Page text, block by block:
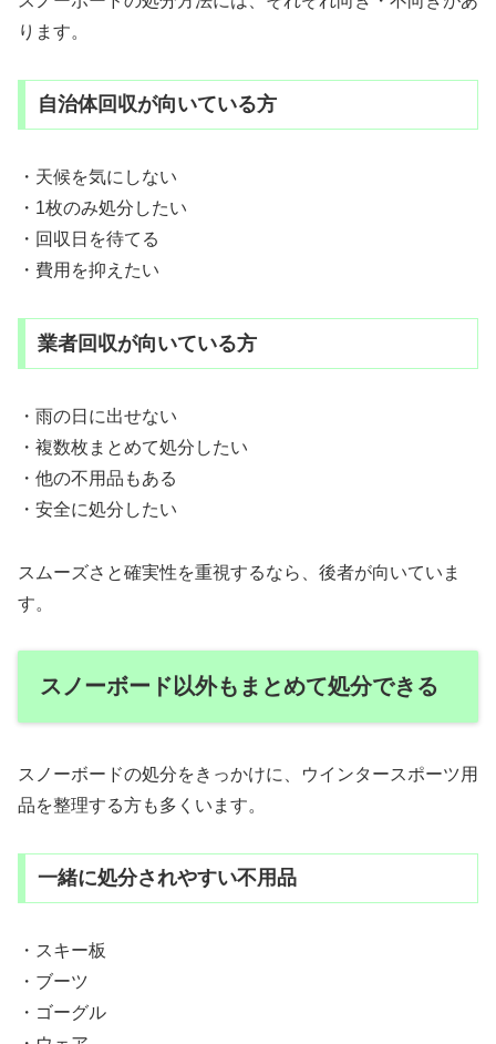
ります。
自治体回収が向いている方
・天候を気にしない
・1枚のみ処分したい
・回収日を待てる
・費用を抑えたい
業者回収が向いている方
・雨の日に出せない
・複数枚まとめて処分したい
・他の不用品もある
・安全に処分したい
スムーズさと確実性を重視するなら、後者が向いていま
す。
スノーボード以外もまとめて処分できる
スノーボードの処分をきっかけに、ウインタースポーツ用
品を整理する方も多くいます。
一緒に処分されやすい不用品
・スキー板
・ブーツ
・ゴーグル